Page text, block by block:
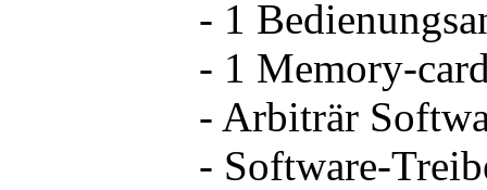
- 1
- 1 Memory-
- Arbiträr
- Software-